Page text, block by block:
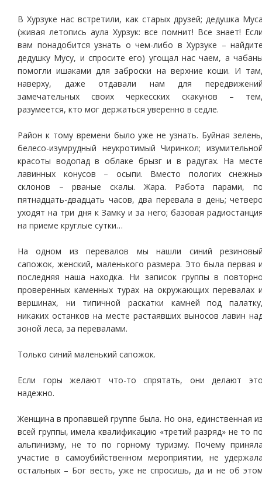
В Хурзуке нас встретили, как старых друзей; дедушка
(живая летопись аула Хурзук: все помнит! Все знает!
вам понадобится узнать о чем-либо в Хурзуке –
дедушку Мусу, и спросите его) угощал нас чаем, а
помогли ишаками для заброски на верхние коши. И
наверху, даже отдавали нам для
замечательных своих черкесских скакунов –
разумеется, кто мог держаться уверенно в седле.
Район к тому времени было уже не узнать. Буйная
белесо-изумрудный неукротимый Чиринкол;
красоты водопад в облаке брызг и в радугах. На
лавинных конусов – осыпи. Вместо пологих
склонов – рваные скалы. Жара. Работа парами,
пятнадцать-двадцать часов, два перевала в день;
уходят на три дня к Замку и за него; базовая
на приеме круглые сутки…
На одном из перевалов мы нашли синий
сапожок, женский, маленького размера. Это была первая
последняя наша находка. Ни записок группы в
проверенных каменных турах на окружающих перевалах
вершинах, ни типичной раскатки камней под
никаких останков на месте растаявших выносов лавин
зоной леса, за перевалами.
Только синий маленький сапожок.
Если горы желают что-то спрятать, они делают
надежно.
Женщина в пропавшей группе была. Но она, единственная
всей группы, имела квалификацию «третий разряд» не то
альпинизму, не то по горному туризму. Почему
участие в самоубийственном мероприятии, не
остальных – Бог весть, уже не спросишь, да и не об